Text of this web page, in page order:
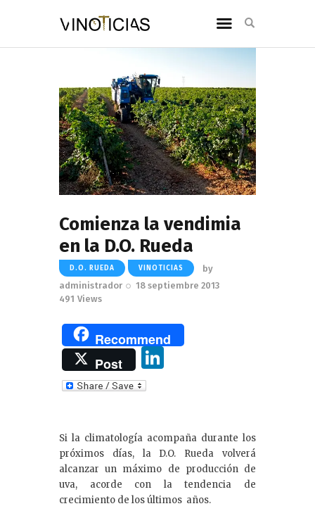
Comienza la vendimia
en la D.O. Rueda
D.O. RUEDA VINOTICIAS
by
administrador
18 septiembre 2013
491 Views
Recommend
Post
dI
n
Si la climatología acompaña durante los
próximos días, la D.O. Rueda volverá
alcanzar un máximo de producción de
uva, acorde con la tendencia de
crecimiento de los últimos años.